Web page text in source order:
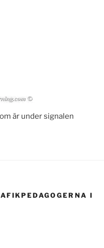
är under signalen
I